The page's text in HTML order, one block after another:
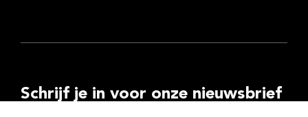
Schrijf je in voor onze nieuwsbrief